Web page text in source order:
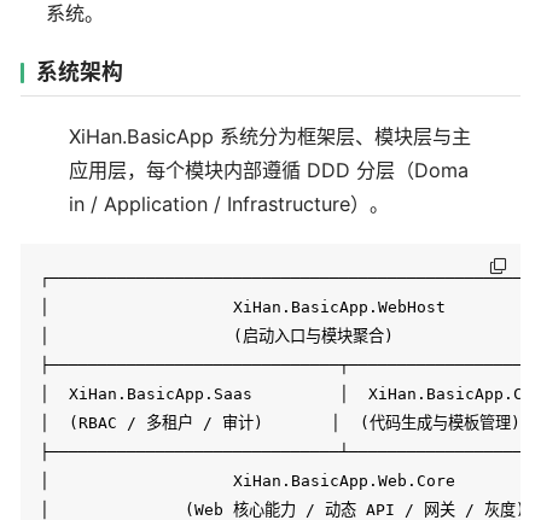
系统。
系统架构
XiHan.BasicApp 系统分为框架层、模块层与主
应用层，每个模块内部遵循 DDD 分层（Doma
in / Application / Infrastructure）。
│                   XiHan.BasicApp.WebHost
│                   (启动入口与模块聚合)
│  XiHan.BasicApp.Saas         │
│  (RBAC / 多租户 / 审计)       │  (代码生成与模板管
│                   XiHan.BasicApp.Web.Core
│              (Web 核心能力 / 动态 API / 网关 / 灰